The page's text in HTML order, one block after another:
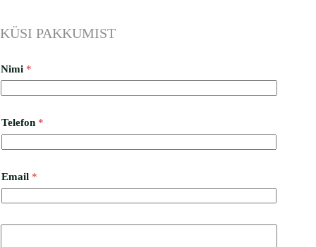
KÜSI PAKKUMIST
Nimi *
Telefon *
Email *